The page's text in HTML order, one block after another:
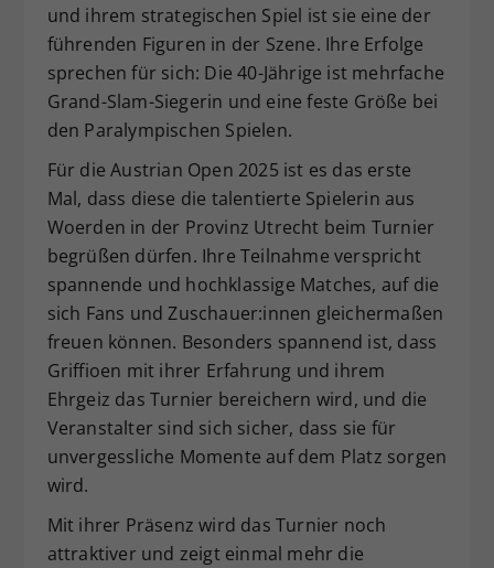
und ihrem strategischen Spiel ist sie eine der
führenden Figuren in der Szene. Ihre Erfolge
sprechen für sich: Die 40-Jährige ist mehrfache
Grand-Slam-Siegerin und eine feste Größe bei
den Paralympischen Spielen.
Für die Austrian Open 2025 ist es das erste
Mal, dass diese die talentierte Spielerin aus
Woerden in der Provinz Utrecht beim Turnier
begrüßen dürfen. Ihre Teilnahme verspricht
spannende und hochklassige Matches, auf die
sich Fans und Zuschauer:innen gleichermaßen
freuen können. Besonders spannend ist, dass
Griffioen mit ihrer Erfahrung und ihrem
Ehrgeiz das Turnier bereichern wird, und die
Veranstalter sind sich sicher, dass sie für
unvergessliche Momente auf dem Platz sorgen
wird.
Mit ihrer Präsenz wird das Turnier noch
attraktiver und zeigt einmal mehr die